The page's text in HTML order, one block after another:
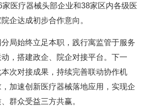
医疗器械头部企业和38家区内各级医
企达成初步合作意向。
始终立足本职，践行寓监管于服务
，搭建政企、院企对接平台。下一
次对接成果，持续完善联动协作机
加速创新医疗器械落地应用，实现企
群众受益三方共赢。